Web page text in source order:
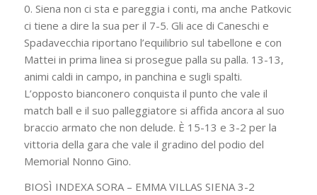
0. Siena non ci sta e pareggia i conti, ma anche Patkovic
ci tiene a dire la sua per il 7-5. Gli ace di Caneschi e
Spadavecchia riportano l’equilibrio sul tabellone e con
Mattei in prima linea si prosegue palla su palla. 13-13,
animi caldi in campo, in panchina e sugli spalti.
L’opposto bianconero conquista il punto che vale il
match ball e il suo palleggiatore si affida ancora al suo
braccio armato che non delude. È 15-13 e 3-2 per la
vittoria della gara che vale il gradino del podio del
Memorial Nonno Gino.
BIOSÌ INDEXA SORA – EMMA VILLAS SIENA 3-2